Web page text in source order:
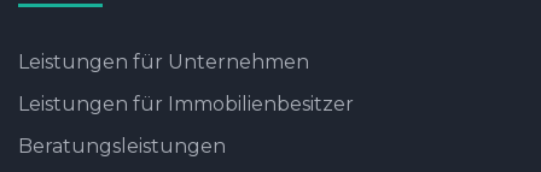
Leistungen für Unternehmen
Leistungen für Immobilienbesitzer
Beratungsleistungen